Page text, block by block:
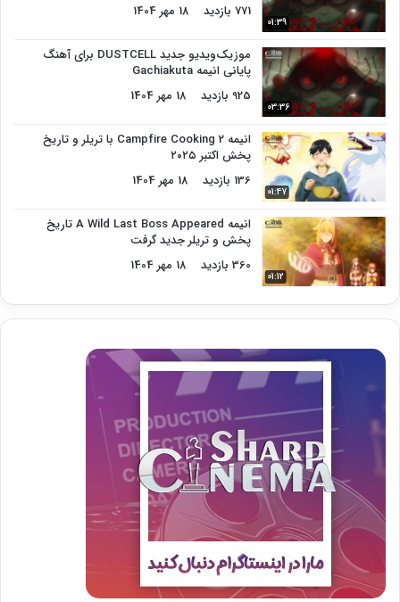
01:39
771 بازدید
18 مهر 1404
03:36
موزیک‌ویدیو جدید DUSTCELL برای آهنگ
پایانی انیمه Gachiakuta
925 بازدید
18 مهر 1404
01:47
انیمه Campfire Cooking 2 با تریلر و تاریخ
پخش اکتبر ۲۰۲۵
136 بازدید
18 مهر 1404
01:12
انیمه A Wild Last Boss Appeared تاریخ
پخش و تریلر جدید گرفت
360 بازدید
18 مهر 1404